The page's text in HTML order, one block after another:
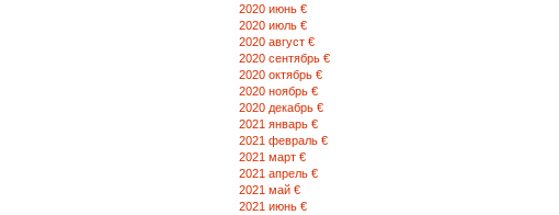
2020 июнь €
2020 июль €
2020 август €
2020 сентябрь €
2020 октябрь €
2020 ноябрь €
2020 декабрь €
2021 январь €
2021 февраль €
2021 март €
2021 апрель €
2021 май €
2021 июнь €